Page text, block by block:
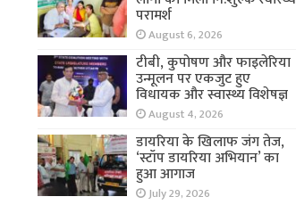
परामर्श
August 6, 2026
टीबी, कुपोषण और फाइलेरिया
उन्मूलन पर एकजुट हुए
विधायक और स्वास्थ्य विशेषज्ञ
August 4, 2026
डायरिया के खिलाफ जंग तेज,
‘स्टॉप डायरिया अभियान’ का
हुआ आगाज
July 29, 2026